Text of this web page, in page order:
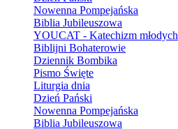
Nowenna Pompejańska
Biblia Jubileuszowa
YOUCAT - Katechizm młodych
Biblijni Bohaterowie
Dziennik Bombika
Pismo Święte
Liturgia dnia
Dzień Pański
Nowenna Pompejańska
Biblia Jubileuszowa